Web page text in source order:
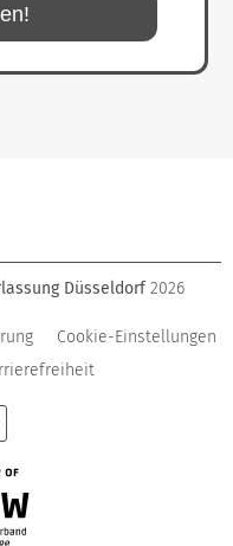
Düsseldorf 2026
Cookie-Einstellungen